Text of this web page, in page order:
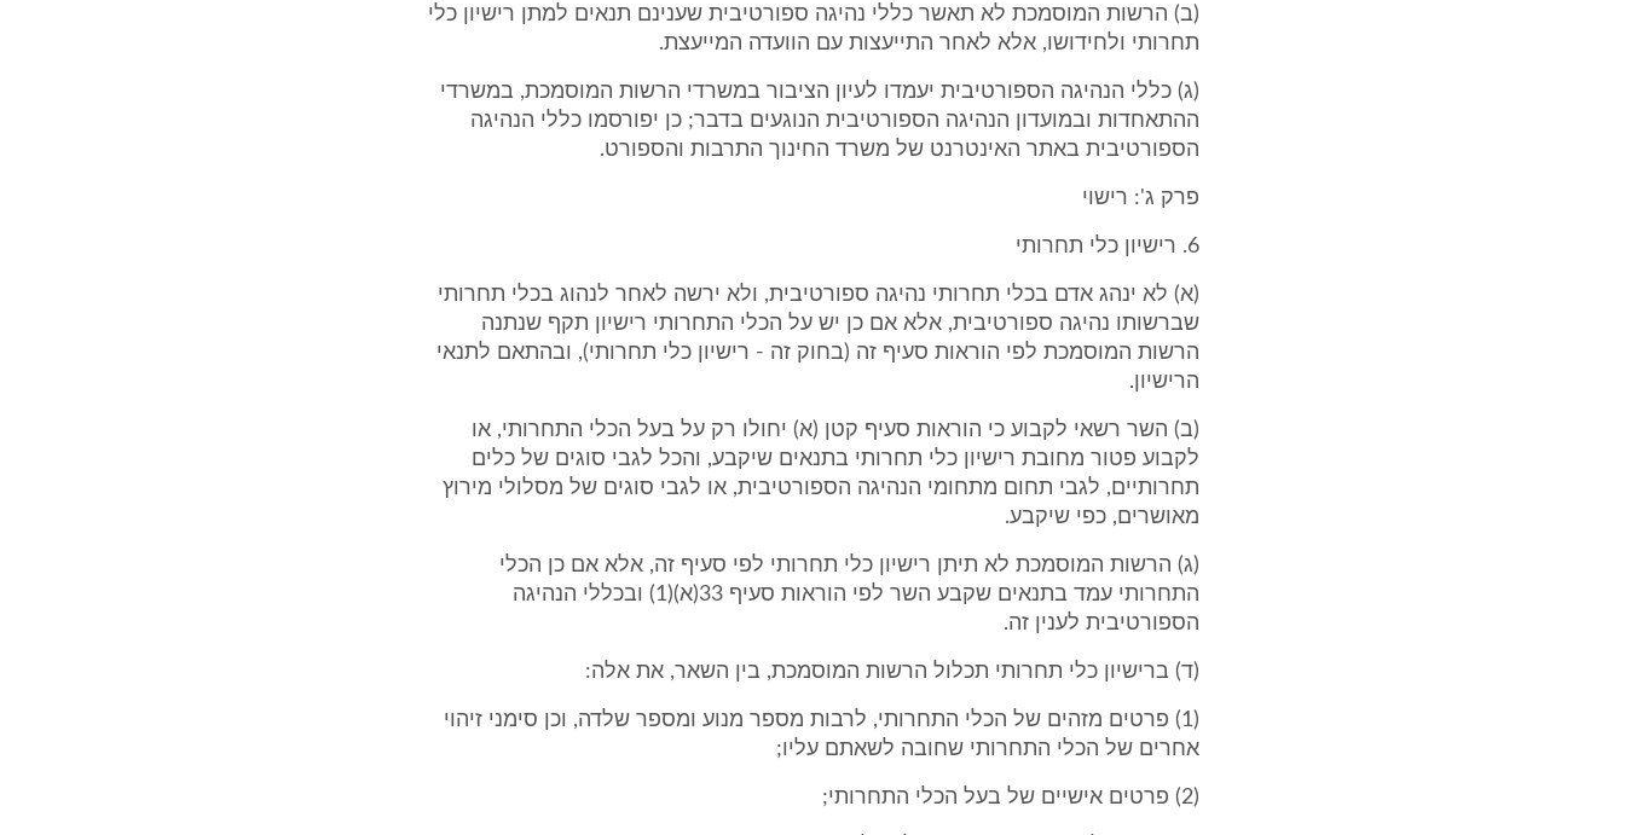
(ב) הרשות המוסמכת לא תאשר כללי נהיגה ספורטיבית שענינם תנאים למתן רישיון כלי
תחרותי ולחידושו, אלא לאחר התייעצות עם הוועדה המייעצת.
(ג) כללי הנהיגה הספורטיבית יעמדו לעיון הציבור במשרדי הרשות המוסמכת, במשרדי
ההתאחדות ובמועדון הנהיגה הספורטיבית הנוגעים בדבר; כן יפורסמו כללי הנהיגה
הספורטיבית באתר האינטרנט של משרד החינוך התרבות והספורט.
פרק ג': רישוי
6. רישיון כלי תחרותי
(א) לא ינהג אדם בכלי תחרותי נהיגה ספורטיבית, ולא ירשה לאחר לנהוג בכלי תחרותי
שברשותו נהיגה ספורטיבית, אלא אם כן יש על הכלי התחרותי רישיון תקף שנתנה
הרשות המוסמכת לפי הוראות סעיף זה (בחוק זה - רישיון כלי תחרותי), ובהתאם לתנאי
הרישיון.
(ב) השר רשאי לקבוע כי הוראות סעיף קטן (א) יחולו רק על בעל הכלי התחרותי, או
לקבוע פטור מחובת רישיון כלי תחרותי בתנאים שיקבע, והכל לגבי סוגים של כלים
תחרותיים, לגבי תחום מתחומי הנהיגה הספורטיבית, או לגבי סוגים של מסלולי מירוץ
מאושרים, כפי שיקבע.
(ג) הרשות המוסמכת לא תיתן רישיון כלי תחרותי לפי סעיף זה, אלא אם כן הכלי
התחרותי עמד בתנאים שקבע השר לפי הוראות סעיף 33(א)(1) ובכללי הנהיגה
הספורטיבית לענין זה.
(ד) ברישיון כלי תחרותי תכלול הרשות המוסמכת, בין השאר, את אלה:
(1) פרטים מזהים של הכלי התחרותי, לרבות מספר מנוע ומספר שלדה, וכן סימני זיהוי
אחרים של הכלי התחרותי שחובה לשאתם עליו;
(2) פרטים אישיים של בעל הכלי התחרותי;